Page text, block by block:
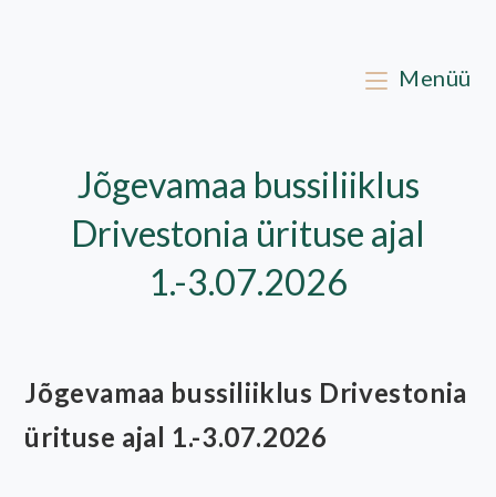
Menüü
Jõgevamaa bussiliiklus
Drivestonia ürituse ajal
1.-3.07.2026
Jõgevamaa bussiliiklus Drivestonia
ürituse ajal 1.-3.07.2026